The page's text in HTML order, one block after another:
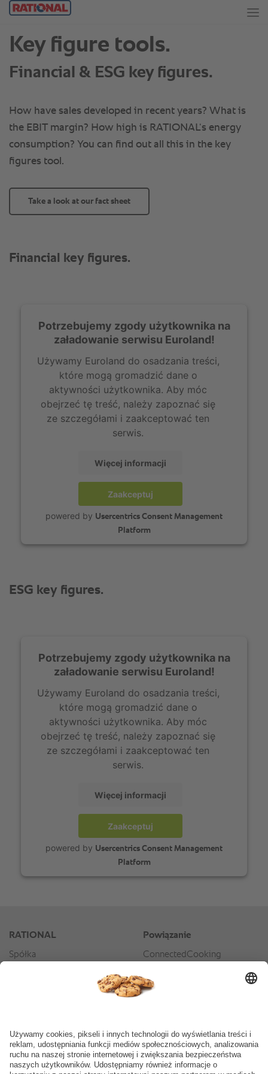
Potrzebujemy zgody użytkownika na
załadowanie serwisu Euroland!
Używamy Euroland do osadzania treści,
które mogą gromadzić dane o
aktywności użytkownika. Aby móc
obejrzeć tę treść, należy zapoznać się
ze szczegółami i zaakceptować ten
serwis.
Więcej informacji
Zaakceptuj
powered by Usercentrics Consent Management
Platform
Potrzebujemy zgody użytkownika na
załadowanie serwisu Euroland!
Używamy Euroland do osadzania treści,
które mogą gromadzić dane o
aktywności użytkownika. Aby móc
obejrzeć tę treść, należy zapoznać się
ze szczegółami i zaakceptować ten
serwis.
Więcej informacji
Zaakceptuj
powered by Usercentrics Consent Management
Platform